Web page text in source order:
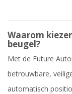
Waarom
beugel?
Met de Future
betrouwbare,
automatisch